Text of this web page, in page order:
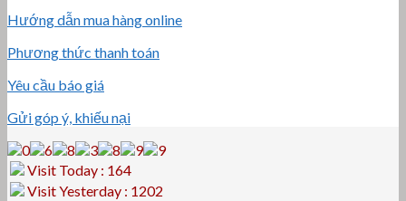
Hướng dẫn mua hàng online
Phương thức thanh toán
Yêu cầu báo giá
Gửi góp ý, khiếu nại
Visit Today : 164
Visit Yesterday : 1202